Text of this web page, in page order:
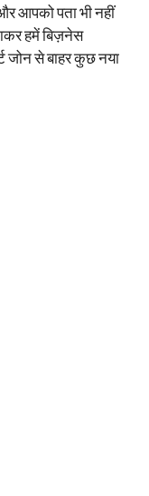
आपको पता भी नहीं
हमें बिज़नेस
जोन से बाहर कुछ नया